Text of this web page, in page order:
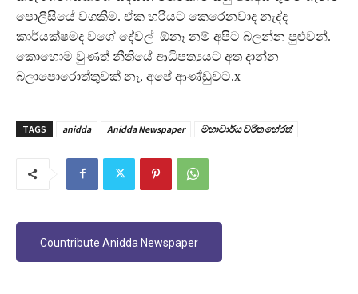
පොලීසියේ වගකීම. ඒක හරියට කෙරෙනවාද නැද්ද
කාර්යක්ෂමද වගේ දේවල් ඕනෑ නම් අපිට බලන්න පුළුවන්.
කොහොම වුණත් නීතියේ ආධිපත්‍යයට අත දාන්න
බලාපොරොත්තුවක් නෑ, අපේ ආණ්ඩුවට.x
TAGS anidda Anidda Newspaper මහාචාර්ය චරිත හේරත්
Countribute Anidda Newspaper